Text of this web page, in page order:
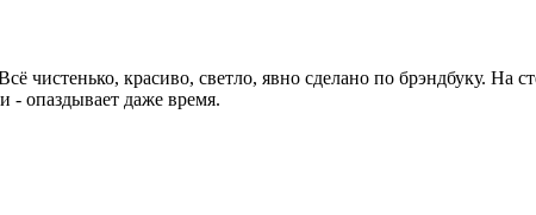
чистенько, красиво, светло, явно сделано по брэндбуку. На
опаздывает даже время.